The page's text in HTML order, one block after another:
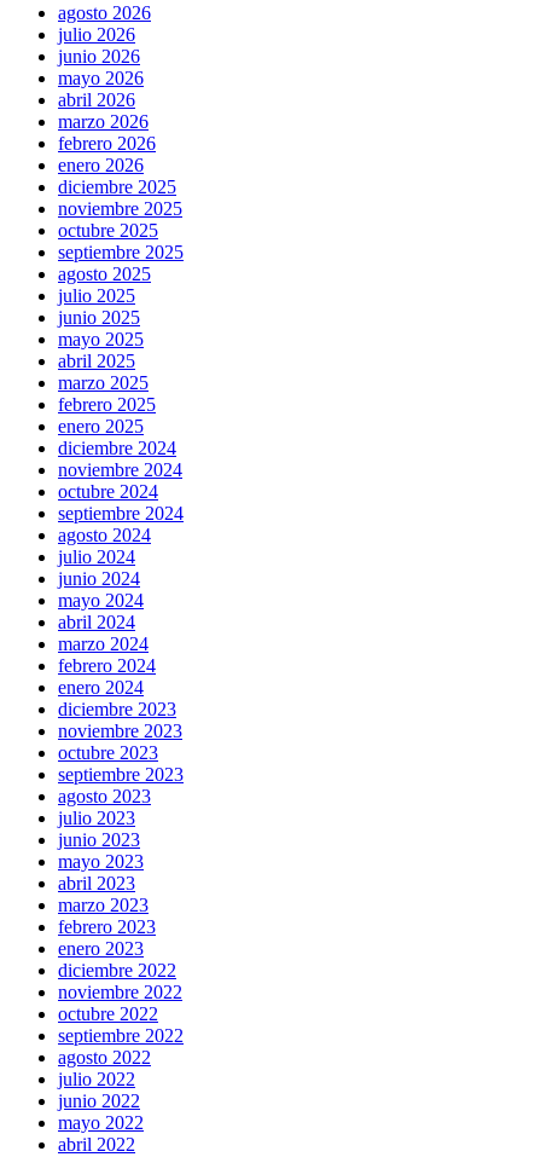
agosto 2026
julio 2026
junio 2026
mayo 2026
abril 2026
marzo 2026
febrero 2026
enero 2026
diciembre 2025
noviembre 2025
octubre 2025
septiembre 2025
agosto 2025
julio 2025
junio 2025
mayo 2025
abril 2025
marzo 2025
febrero 2025
enero 2025
diciembre 2024
noviembre 2024
octubre 2024
septiembre 2024
agosto 2024
julio 2024
junio 2024
mayo 2024
abril 2024
marzo 2024
febrero 2024
enero 2024
diciembre 2023
noviembre 2023
octubre 2023
septiembre 2023
agosto 2023
julio 2023
junio 2023
mayo 2023
abril 2023
marzo 2023
febrero 2023
enero 2023
diciembre 2022
noviembre 2022
octubre 2022
septiembre 2022
agosto 2022
julio 2022
junio 2022
mayo 2022
abril 2022